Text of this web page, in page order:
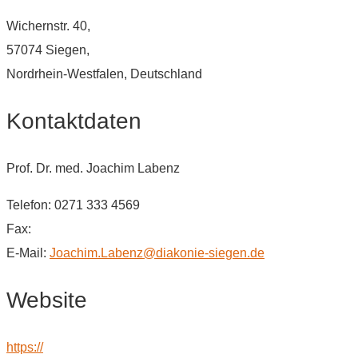
Wichernstr. 40,
57074 Siegen,
Nordrhein-Westfalen, Deutschland
Kontaktdaten
Prof. Dr. med. Joachim Labenz
Telefon: 0271 333 4569
Fax:
E-Mail: Joachim.Labenz@diakonie-siegen.de
Website
https://